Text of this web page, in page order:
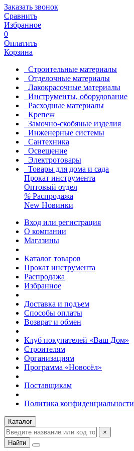
Заказать звонок
Сравнить
Избранное
0
Оплатить
Корзина
Строительные материалы
Отделочные материалы
Лакокрасочные материалы
Инструменты, оборудование
Расходные материалы
Крепеж
Замочно-скобяные изделия
Инженерные системы
Сантехника
Освещение
Электротовары
Товары для дома и сада
Прокат инструмента
Оптовый отдел
% Распродажа
New Новинки
Вход или регистрация
О компании
Магазины
Каталог товаров
Прокат инструмента
Распродажа
Избранное
Доставка и подъем
Способы оплаты
Возврат и обмен
Клуб покупателей «Ваш Дом»
Строителям
Организациям
Программа «Новосёл»
Поставщикам
Политика конфиденциальности
Каталог
×
Найти